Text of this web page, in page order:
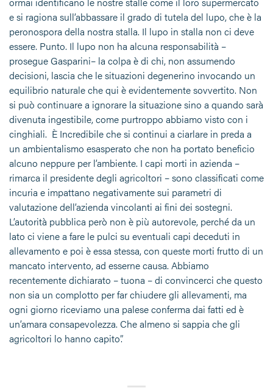
e si ragiona sull’abbassare il grado di tutela del lupo, che è la
peronospora della nostra stalla. Il lupo in stalla non ci deve
essere. Punto. Il lupo non ha alcuna responsabilità –
prosegue Gasparini– la colpa è di chi, non assumendo
decisioni, lascia che le situazioni degenerino invocando un
equilibrio naturale che qui è evidentemente sovvertito. Non
si può continuare a ignorare la situazione sino a quando sarà
divenuta ingestibile, come purtroppo abbiamo visto con i
cinghiali. È Incredibile che si continui a ciarlare in preda a
un ambientalismo esasperato che non ha portato beneficio
alcuno neppure per l’ambiente. I capi morti in azienda –
rimarca il presidente degli agricoltori – sono classificati come
incuria e impattano negativamente sui parametri di
valutazione dell’azienda vincolanti ai fini dei sostegni.
L’autorità pubblica però non è più autorevole, perché da un
lato ci viene a fare le pulci su eventuali capi deceduti in
allevamento e poi è essa stessa, con queste morti frutto di un
mancato intervento, ad esserne causa. Abbiamo
recentemente dichiarato – tuona – di convincerci che questo
non sia un complotto per far chiudere gli allevamenti, ma
ogni giorno riceviamo una palese conferma dai fatti ed è
un’amara consapevolezza. Che almeno si sappia che gli
agricoltori lo hanno capito”.